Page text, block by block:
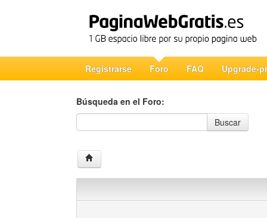
Registrarse Foro FAQ Upgrade-
Búsqueda en el Foro:
Búsqueda en el Foro
Buscar